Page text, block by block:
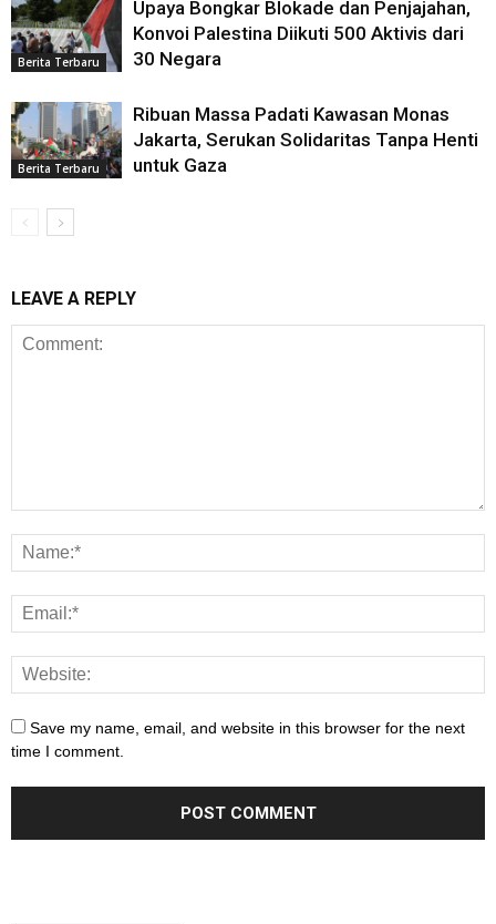
Berita Terbaru
Upaya Bongkar Blokade dan Penjajahan,
Konvoi Palestina Diikuti 500 Aktivis dari
30 Negara
Berita Terbaru
Ribuan Massa Padati Kawasan Monas
Jakarta, Serukan Solidaritas Tanpa Henti
untuk Gaza
LEAVE A REPLY
Save my name, email, and website in this browser for the next
time I comment.